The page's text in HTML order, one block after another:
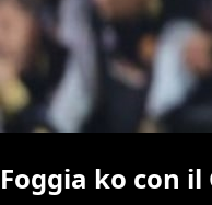
Foggia ko con